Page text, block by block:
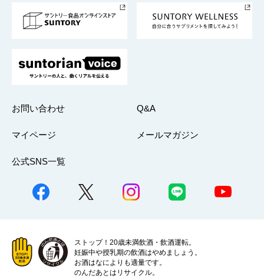
採用情報
お問い合わせ Q&A
マイページ メールマガジン
公式SNS一覧
ストップ！20歳未満飲酒・飲酒運転。
妊娠中や授乳期の飲酒はやめましょう。
お酒はなによりも適量です。
のんだあとはリサイクル。